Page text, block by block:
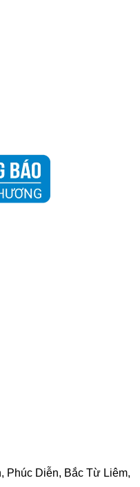
Phúc Diễn, Bắc Từ Liêm,